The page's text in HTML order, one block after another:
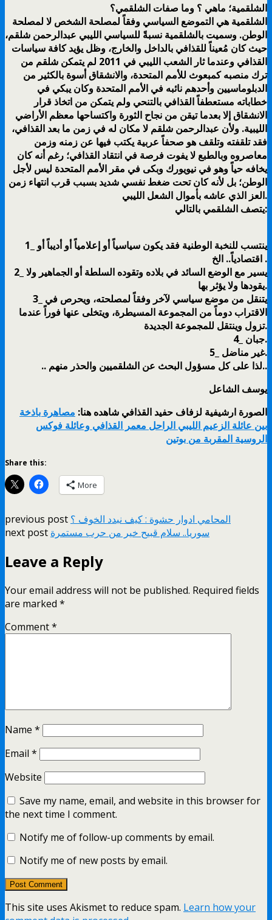
الشلقمية؛ ماهي ؟ وما صفات الشلقمي؟
الشلقمية هي التموضع السياسي وفقاً لمصلحة الشخص لا لمصلحة
الوطن. وسميت بالشلقمية نسبةً للسياسي الليبي عبدالرحمن شلقم،
حيث كان مُعيناً للقذافي بالداخل والخارج، وظل يؤيد كافة سياسات
القذافي وعندما ثار الشعب الليبي في 2011 لم يتمكن شلقم من
ترك منصبه كمبعوث للأمم المتحدة، والانشقاق أسوة بالكثير من
الدبلوماسيين وأحدهم نائبه في الأمم المتحدة وكان يبكي في
خطاباته مستعطفاً القذافي بالتنحي ولم يتمكن من اتخاذ قرار
الانشقاق إلا بعدما تيقن من نجاح الثورة واكتساحها معظم الأراضي
الليبية. ولأن عبدالرحمن شلقم لا مكان له في زمن ما بعد القذافي،
فقد تلقفته وتلقف هو صحفاً عربية يكتب فيها عن زمنه وزمن
معاصروه وبالطبع لا يفوت فرصة في انتقاد القذافي؛ رغم أنه كان
يخافه حياً وهو في نيويورك وبكى في مقر الأمم المتحدة ليس لأجل
الوطن؛ بل لأنه كان تحت ضغط نفسي شديد بسبب قرب انتهاء زمن
العز الذي عاشه بأموال الشعل الليبي.
يتصف الشلقمي بالتالي:
1_ ينتسب للنخبة الوطنية فقد يكون سياسياً أو إعلامياً أو أديباً أو
اقتصادياً.. الخ .
2_ يسير مع الوضع السائد في بلاده وتقوده السلطة أو الجماهير ولا
يقودها ولا يؤثر بها.
3_ يتنقل من موضع سياسي لآخر وفقاً لمصلحته، ويحرص في
الاقتراب دوماً من المجموعة المسيطرة، ويتخلى عنها فوراً عندما
تزول وينتقل للمجموعة الجديدة.
4_ جبان.
5_ غير مناضل.
.. لذا على كل مسؤول البحث عن الشلقميين والحذر منهم..
يوسف الشاعل
الصورة ارشيفية لزفاف حفيد القذافي شاهده هنا: مصاهرة باذخة
بين عائلة الزعيم الليبي الراحل معمر القذافي وعائلة فوكس
الروسية المقربة من بوتين
Share this:
More
previous post المحامي ادوار حشوة : كيف نبدد الخوف ؟
next post سوريا.. سلام قبيح خير من حرب مستمرة
Leave a Reply
Your email address will not be published. Required fields
are marked *
Comment*
Name *
Email *
Website
Save my name, email, and website in this browser for
the next time I comment.
Notify me of follow-up comments by email.
Notify me of new posts by email.
This site uses Akismet to reduce spam. Learn how your